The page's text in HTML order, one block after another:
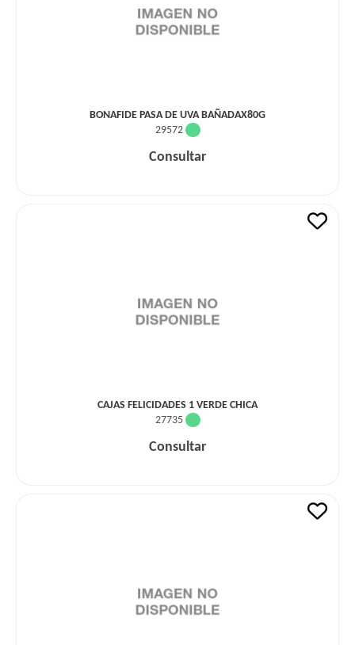
BONAFIDE PASA DE UVA BAÑADAX80G
29572
Consultar
CAJAS FELICIDADES 1 VERDE CHICA
27735
Consultar